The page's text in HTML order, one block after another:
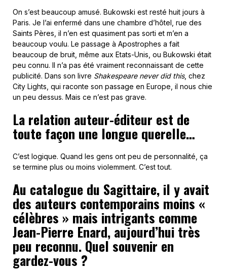
On s’est beaucoup amusé. Bukowski est resté huit jours à
Paris. Je l’ai enfermé dans une chambre d’hôtel, rue des
Saints Pères, il n’en est quasiment pas sorti et m’en a
beaucoup voulu. Le passage à Apostrophes a fait
beaucoup de bruit, même aux Etats-Unis, ou Bukowski était
peu connu. Il n’a pas été vraiment reconnaissant de cette
publicité. Dans son livre Shakespeare never did this, chez
City Lights, qui raconte son passage en Europe, il nous chie
un peu dessus. Mais ce n’est pas grave.
La relation auteur-éditeur est de
toute façon une longue querelle…
C’est logique. Quand les gens ont peu de personnalité, ça
se termine plus ou moins violemment. C’est tout.
Au catalogue du Sagittaire, il y avait
des auteurs contemporains moins «
célèbres » mais intrigants comme
Jean-Pierre Enard, aujourd’hui très
peu reconnu. Quel souvenir en
gardez-vous ?